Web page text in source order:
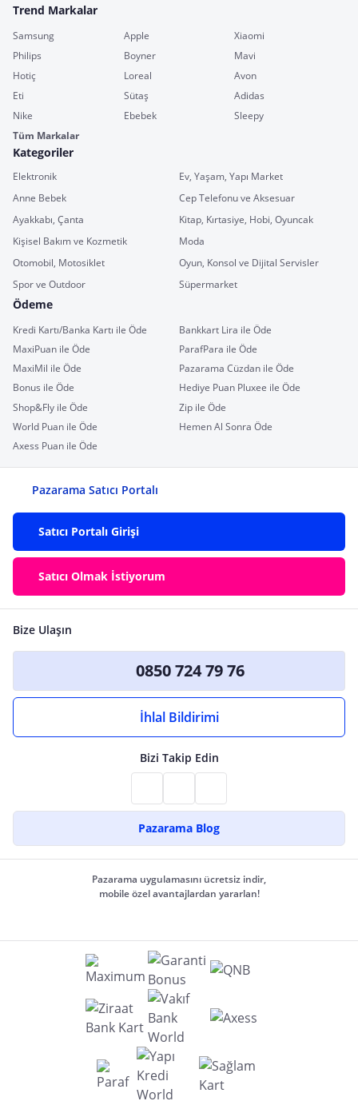
Trend Markalar
Samsung Apple
Xiaomi
Philips
Boyner
Mavi
Hotiç
Loreal
Avon
Eti
Sütaş
Adidas
Nike
Ebebek
Sleepy
Tüm Markalar
Kategoriler
Elektronik
Ev, Yaşam, Yapı Market
Anne Bebek
Cep Telefonu ve Aksesuar
Ayakkabı, Çanta
Kitap, Kırtasiye, Hobi, Oyuncak
Kişisel Bakım ve Kozmetik
Moda
Otomobil, Motosiklet
Oyun, Konsol ve Dijital Servisler
Spor ve Outdoor
Süpermarket
Ödeme
Kredi Kartı/Banka Kartı ile Öde
Bankkart Lira ile Öde
MaxiPuan ile Öde
ParafPara ile Öde
MaxiMil ile Öde
Pazarama Cüzdan ile Öde
Bonus ile Öde
Hediye Puan Pluxee ile Öde
Shop&Fly ile Öde
Zip ile Öde
World Puan ile Öde
Hemen Al Sonra Öde
Axess Puan ile Öde
Pazarama Satıcı Portalı
Satıcı Portalı Girişi
Satıcı Olmak İstiyorum
Bize Ulaşın
0850 724 79 76
İhlal Bildirimi
Bizi Takip Edin
Pazarama Blog
Pazarama uygulamasını ücretsiz indir,
mobile özel avantajlardan yararlan!